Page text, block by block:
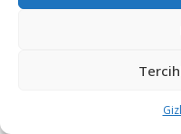
ordusuna bağlı asker